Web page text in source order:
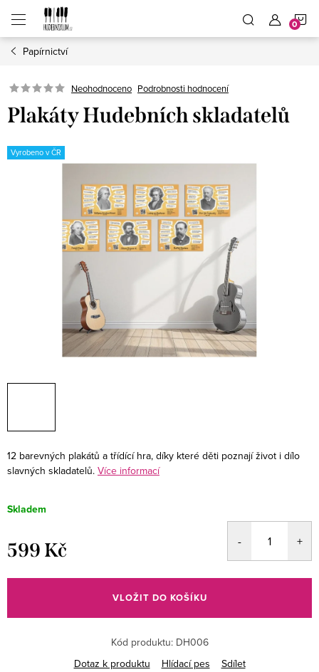
obsah
Papírnictví
Neohodnoceno Podrobnosti hodnocení
Plakáty Hudebních skladatelů
Vyrobeno v ČR
12 barevných plakátů a třídící hra, díky které děti poznají život i dílo
slavných skladatelů. Více informací
Skladem
599 Kč
cena:
VLOŽIT DO KOŠÍKU
Kód produktu: DH006
Dotaz k produktu
Hlídací pes Sdílet